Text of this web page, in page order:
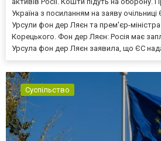
Україна з посиланням на заяву очільниці
Урсули фон дер Ляєн та прем'єр-міністра
Корецького. Фон дер Ляєн: Росія має
Урсула фон дер Ляєн заявила, що ЄС
Суспільство